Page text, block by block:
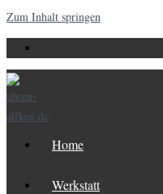
Zum Inhalt springen
Home
Werkstatt